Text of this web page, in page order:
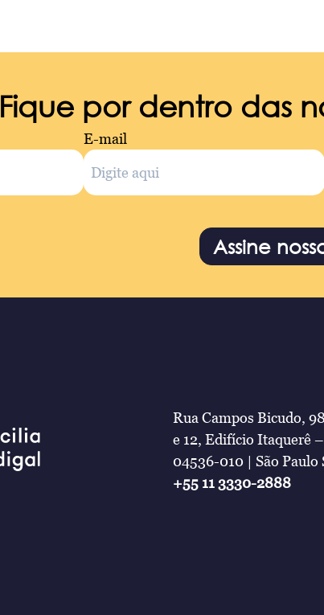
Fique por dentro das
E-mail
Assine
Rua Campos Bicudo,
e 12, Edifício Itaquerê
04536-010 | São Paulo
+55 11 3330-2888